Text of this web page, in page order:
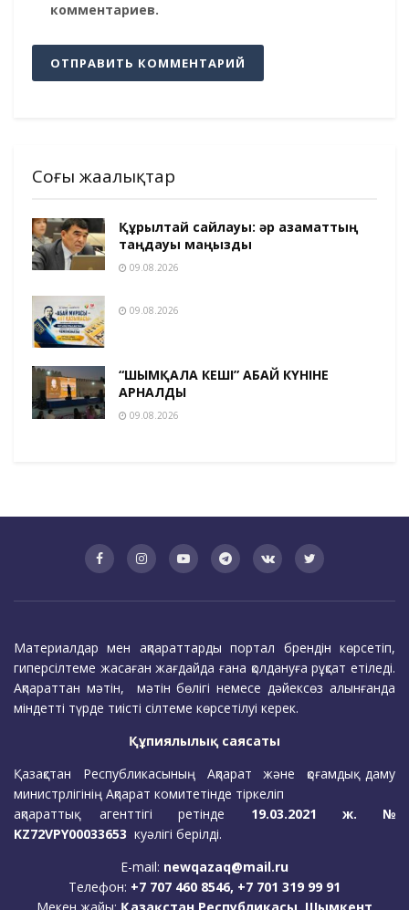
комментариев.
Соңғы жаңалықтар
Құрылтай сайлауы: әр азаматтың
таңдауы маңызды
09.08.2026
09.08.2026
“ШЫМҚАЛА КЕШІ” АБАЙ КҮНІНЕ
АРНАЛДЫ
09.08.2026
Материалдар мен ақпараттарды портал брендін көрсетіп,
гиперсілтеме жасаған жағдайда ғана қолдануға рұқсат етіледі.
Ақпараттан мәтін, мәтін бөлігі немесе дәйексөз алынғанда
міндетті түрде тиісті сілтеме көрсетілуі керек.
Құпиялылық саясаты
Қазақстан Республикасының Ақпарат және қоғамдық даму
министрлігінің Ақпарат комитетінде тіркеліп
ақпараттық агенттігі ретінде 19.03.2021 ж. №
KZ72VPY00033653 куәлігі берілді.
E-mail: newqazaq@mail.ru
Телефон: +7 707 460 8546, +7 701 319 99 91